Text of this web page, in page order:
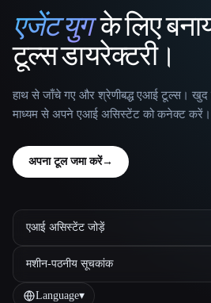
That AI Collection
एजेंट युगके लिए
टूल्स डायरेक्टरी।
हाथ से जाँचे गए और श्रेणीबद्ध एआई टूल्स। खुद
माध्यम से अपने एआई असिस्टेंट को कनेक्ट करें।
अपना टूल जमा करें→
एआई असिस्टेंट जोड़ें
मशीन-पठनीय सूचकांक
Language▾